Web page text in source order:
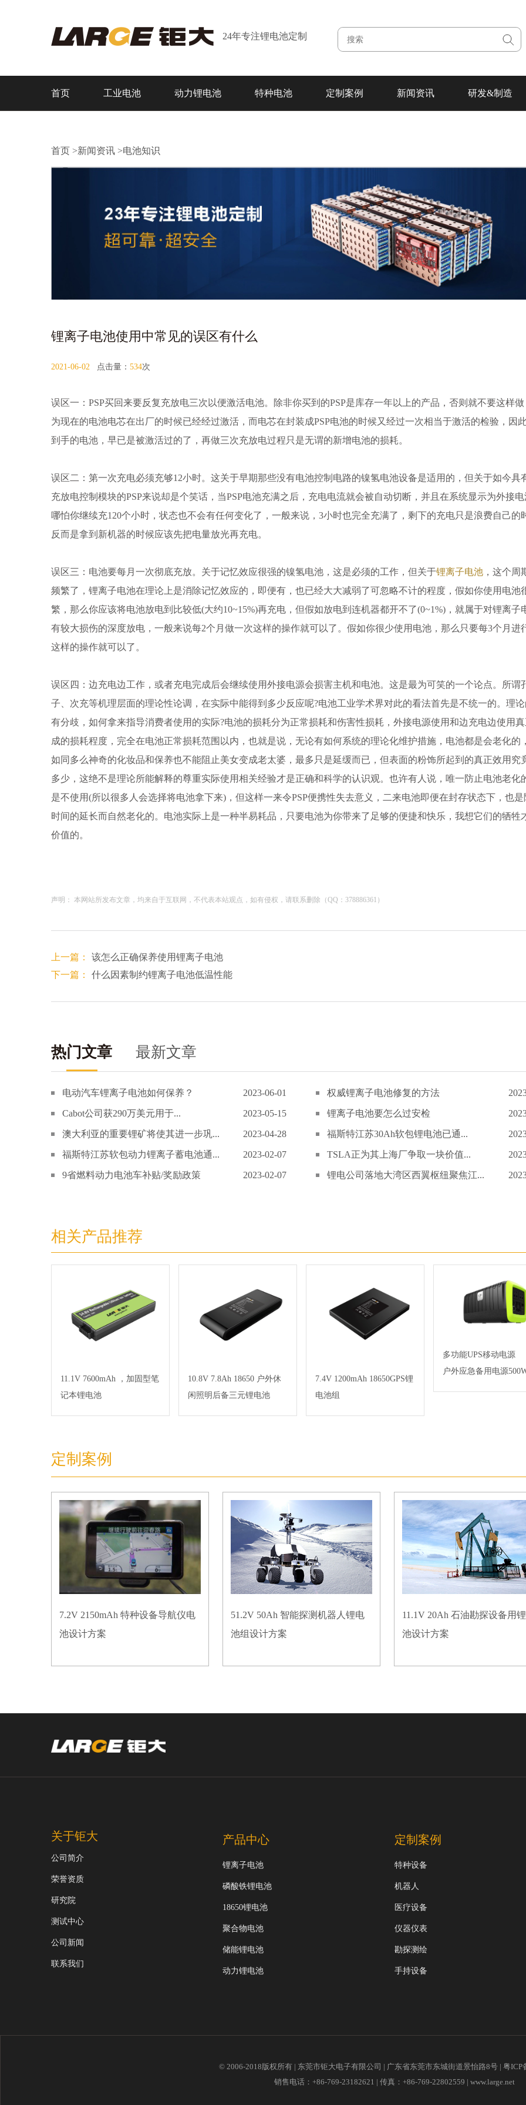
24年专注锂电池定制
首页 工业电池 动力锂电池 特种电池 定制案例 新闻资讯 研发&制造
首页 >新闻资讯 >电池知识
锂离子电池使用中常见的误区有什么
2021-06-02 点击量： 534次
误区一：PSP买回来要反复充放电三次以便激活电池。除非你买到的PSP是库存一年以上的产品，否则就不要这样
为现在的电池电芯在出厂的时候已经经过激活，而电芯在封装成PSP电池的时候又经过一次相当于激活的检验，因
到手的电池，早已是被激活过的了，再做三次充放电过程只是无谓的新增电池的损耗。
误区二：第一次充电必须充够12小时。这关于早期那些没有电池控制电路的镍氢电池设备是适用的，但关于如今具
充放电控制模块的PSP来说却是个笑话，当PSP电池充满之后，充电电流就会被自动切断，并且在系统显示为外接
哪怕你继续充120个小时，状态也不会有任何变化了，一般来说，3小时也完全充满了，剩下的充电只是浪费自己的
反而是拿到新机器的时候应该先把电量放光再充电。
误区三：电池要每月一次彻底充放。关于记忆效应很强的镍氢电池，这是必须的工作，但关于锂离子电池 ，这个周
频繁了，锂离子电池在理论上是消除记忆效应的，即便有，也已经大大减弱了可忽略不计的程度，假如你使用电池
繁，那么你应该将电池放电到比较低(大约10~15%)再充电，但假如放电到连机器都开不了(0~1%)，就属于对锂离子
有较大损伤的深度放电，一般来说每2个月做一次这样的操作就可以了。假如你很少使用电池，那么只要每3个月进
这样的操作就可以了。
误区四：边充电边工作，或者充电完成后会继续使用外接电源会损害主机和电池。这是最为可笑的一个论点。所谓
子、次充等机理层面的理论性论调，在实际中能得到多少反应呢?电池工业学术界对此的看法首先是不统一的。理
有分歧，如何拿来指导消费者使用的实际?电池的损耗分为正常损耗和伤害性损耗，外接电源使用和边充电边使用
成的损耗程度，完全在电池正常损耗范围以内，也就是说，无论有如何系统的理论化维护措施，电池都是会老化的
如同多么神奇的化妆品和保养也不能阻止美女变成老太婆，最多只是延缓而已，但表面的粉饰所起到的真正效用究
多少，这绝不是理论所能解释的尊重实际使用相关经验才是正确和科学的认识观。也许有人说，唯一防止电池老化
是不使用(所以很多人会选择将电池拿下来)，但这样一来令PSP便携性失去意义，二来电池即便在封存状态下，也是
时间的延长而自然老化的。电池实际上是一种半易耗品，只要电池为你带来了足够的便捷和快乐，我想它们的牺牲
价值的。
声明： 本网站所发布文章，均来自于互联网，不代表本站观点，如有侵权，请联系删除（QQ：378886361）
上一篇：
该怎么正确保养使用锂离子电池
下一篇：
什么因素制约锂离子电池低温性能
热门文章 最新文章
电动汽车锂离子电池如何保养？ 2023-06-01 权威锂离子电池修复的方法
Cabot公司获290万美元用于... 2023-05-15 锂离子电池要怎么过安检
澳大利亚的重要锂矿将使其进一步巩... 2023-04-28 福斯特江苏30Ah软包锂电池已通...
福斯特江苏软包动力锂离子蓄电池通... 2023-02-07 TSLA正为其上海厂争取一块价值...
9省燃料动力电池车补贴/奖励政策 2023-02-07 锂电公司落地大湾区西翼枢纽聚焦江...
相关产品推荐
11.1V 7600mAh ，加固型笔
记本锂电池
10.8V 7.8Ah 18650 户外休
闲照明后备三元锂电池
7.4V 1200mAh 18650GPS锂
电池组
多功能UPS移动电源
户外应急备用电源
定制案例
7.2V 2150mAh 特种设备导航仪电
池设计方案
51.2V 50Ah 智能探测机器人锂电
池组设计方案
11.1V 20Ah 石油勘探设备用
池设计方案
关于钜大
公司简介
荣誉资质
研究院
测试中心
公司新闻
联系我们
产品中心
锂离子电池
磷酸铁锂电池
18650锂电池
聚合物电池
储能锂电池
动力锂电池
定制案例
特种设备
机器人
医疗设备
仪器仪表
勘探测绘
手持设备
© 2006-2018版权所有 | 东莞市钜大电子有限公司 | 广东省东莞市东城街道景怡路8号 | 粤ICP
销售电话：+86-769-23182621 | 传真：+86-769-22802559 | www.large.net